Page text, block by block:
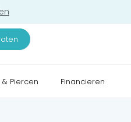
Piercen Financieren